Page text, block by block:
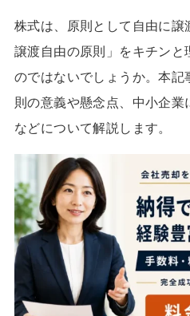
株式は、原則として自由に
譲渡自由の原則」をキチンと
のではないでしょうか。本
則の意義や懸念点、中小企
などについて解説します。